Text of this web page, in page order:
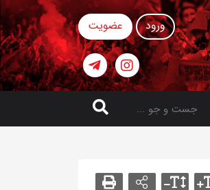
ورود عضویت